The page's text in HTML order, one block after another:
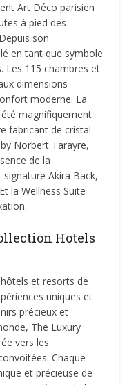
Art Déco parisien
à pied des
son
en tant que symbole
Les 115 chambres et
dimensions
moderne. La
magnifiquement
fabricant de cristal
Norbert Tarayre,
de la
Akira Back,
la Wellness Suite
Hotels
et resorts de
uniques et
précieux et
The Luxury
vers les
Chaque
et précieuse de